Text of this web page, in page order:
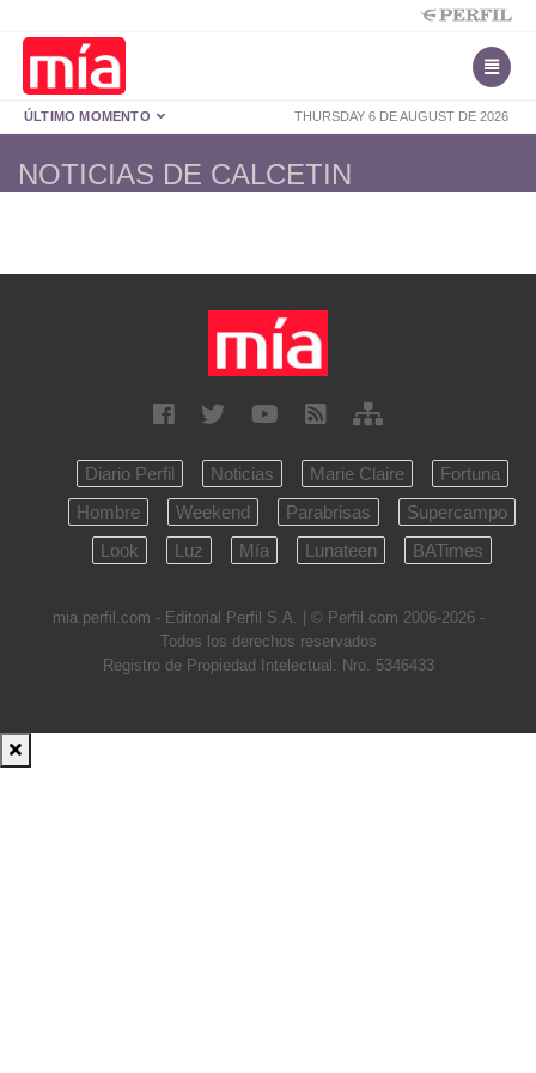
THURSDAY 6 DE AUGUST DE 2026
ÚLTIMO MOMENTO
NOTICIAS DE CALCETIN
Diario Perfil Noticias Marie Claire
Fortuna
Hombre
Weekend Parabrisas
Supercampo
Look
Luz Mía Lunateen BATimes
mia.perfil.com - Editorial Perfil S.A. | © Perfil.com 2006-2026 -
Todos los derechos reservados
Registro de Propiedad Intelectual: Nro. 5346433